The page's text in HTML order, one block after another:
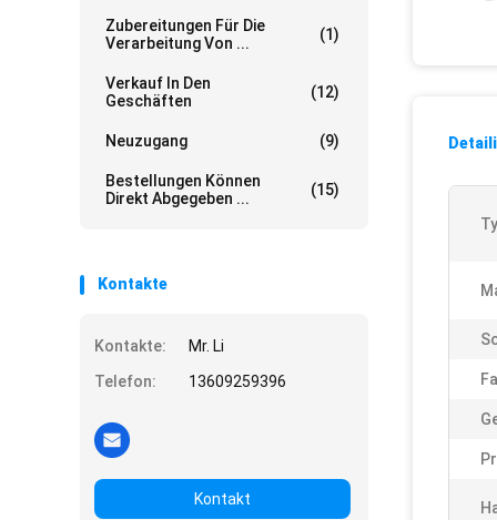
Zubereitungen Für Die
Verarbeitung Von ...
(1)
Verkauf In Den
Geschäften
(12)
Neuzugang (9)
Bestellungen Können
Direkt Abgegeben ...
(15)
Kontakte
Kontakte:
Mr. Li
Telefon:
13609259396
Kontakt